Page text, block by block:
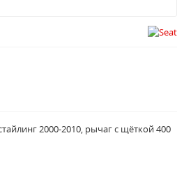
2000-2010, рычаг с щёткой 400